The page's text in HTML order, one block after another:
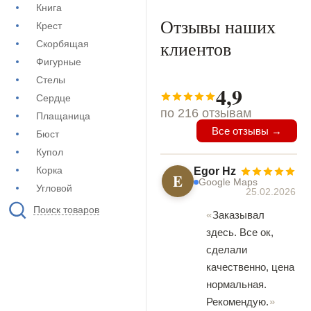
Книга
Крест
Скорбящая
Фигурные
Стелы
Сердце
Плащаница
Бюст
Купол
Корка
Угловой
Поиск товаров
Отзывы наших
клиентов
4,9
по 216 отзывам
Все отзывы →
E Egor Hz
Google Maps
25.02.2026
Заказывал
здесь. Все ок,
сделали
качественно, цена
нормальная.
Рекомендую.